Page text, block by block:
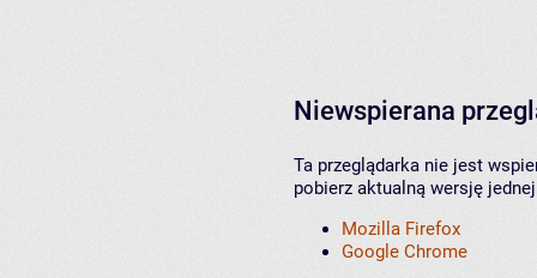
Niewspierana
Ta przeglądarka nie jest
pobierz aktualną wersję
Mozilla Firefox
Google Chrome